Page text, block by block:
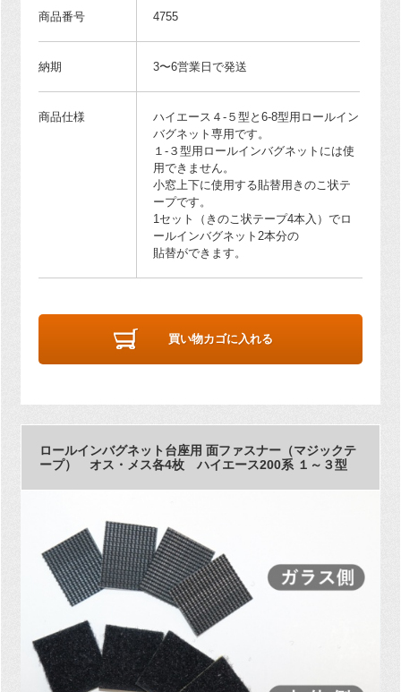
商品番号 4755
納期 3〜6営業日で発送
商品仕様
ハイエース４-５型と6-8型用ロールイン
バグネット専用です。
１-３型用ロールインバグネットには使
用できません。
小窓上下に使用する貼替用きのこ状テ
ープです。
1セット（きのこ状テープ4本入）でロ
ールインバグネット2本分の
貼替ができます。
買い物カゴに入れる
ロールインバグネット台座用 面ファスナー（マジックテ
ープ） オス・メス各4枚 ハイエース200系 １～３型